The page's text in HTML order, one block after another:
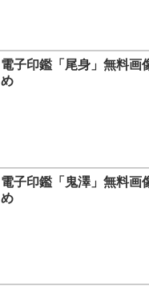
電子印鑑「尾身」無料画
め
電子印鑑「鬼澤」無料画
め